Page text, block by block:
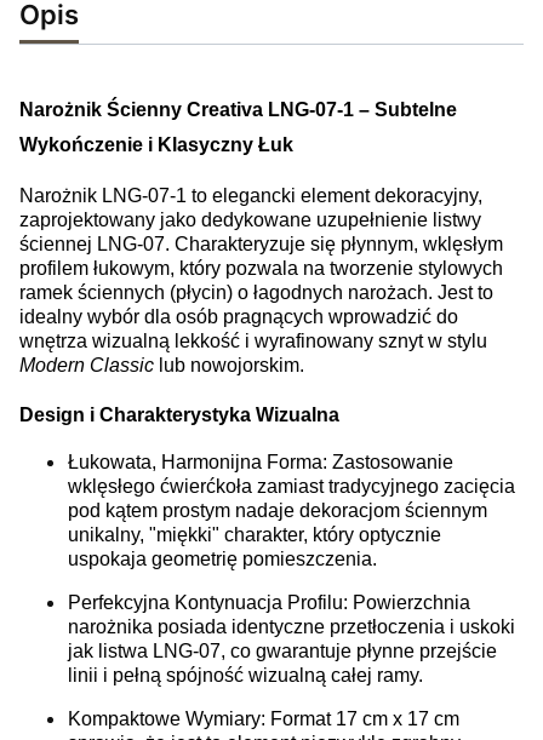
Opis
Narożnik Ścienny Creativa LNG-07-1 – Subtelne
Wykończenie i Klasyczny Łuk
Narożnik LNG-07-1 to elegancki element dekoracyjny,
zaprojektowany jako dedykowane uzupełnienie listwy
ściennej LNG-07. Charakteryzuje się płynnym, wklęsłym
profilem łukowym, który pozwala na tworzenie stylowych
ramek ściennych (płycin) o łagodnych narożach. Jest to
idealny wybór dla osób pragnących wprowadzić do
wnętrza wizualną lekkość i wyrafinowany sznyt w stylu
Modern Classic lub nowojorskim.
Design i Charakterystyka Wizualna
Łukowata, Harmonijna Forma: Zastosowanie
wklęsłego ćwierćkoła zamiast tradycyjnego zacięcia
pod kątem prostym nadaje dekoracjom ściennym
unikalny, "miękki" charakter, który optycznie
uspokaja geometrię pomieszczenia.
Perfekcyjna Kontynuacja Profilu: Powierzchnia
narożnika posiada identyczne przetłoczenia i uskoki
jak listwa LNG-07, co gwarantuje płynne przejście
linii i pełną spójność wizualną całej ramy.
Kompaktowe Wymiary: Format 17 cm x 17 cm